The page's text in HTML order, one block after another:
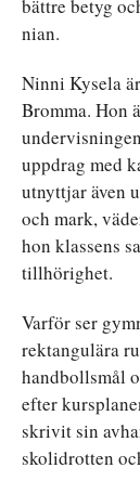
bättre betyg
nian.
Ninni Kysela
Bromma. Hon
uppdrag med
utnyttjar även
och mark,
hon klassens
tillhörighet.
Varför ser
rektangulära
handbollsmål
efter
skrivit sin
skolidrotten